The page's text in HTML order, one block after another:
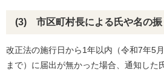
(3) 市区町村長による氏や名の振
改正法の施行日から1年以内（令和7年5
まで）に届出が無かった場合、通知した